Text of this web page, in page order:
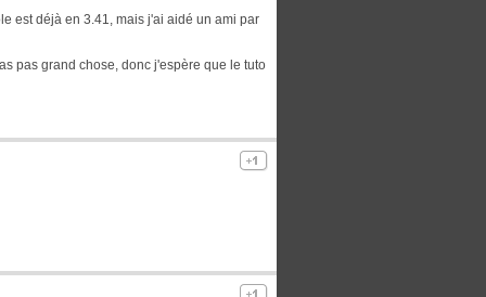
est déjà en 3.41, mais j'ai aidé un ami par
pas grand chose, donc j'espère que le tuto